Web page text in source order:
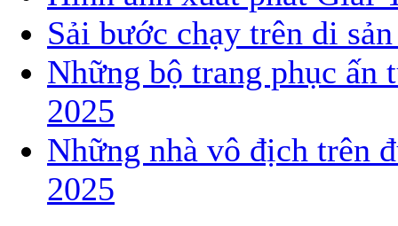
Sải bước chạy trên di
Những bộ trang phục
2025
Những nhà vô địch trên
2025